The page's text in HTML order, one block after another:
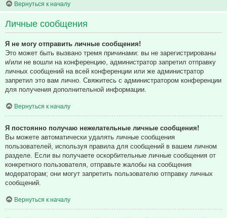
Вернуться к началу
Личные сообщения
Я не могу отправить личные сообщения!
Это может быть вызвано тремя причинами: вы не зарегистрированы
и/или не вошли на конференцию, администратор запретил отправку
личных сообщений на всей конференции или же администратор
запретил это вам лично. Свяжитесь с администратором конференции
для получения дополнительной информации.
Вернуться к началу
Я постоянно получаю нежелательные личные сообщения!
Вы можете автоматически удалять личные сообщения
пользователей, используя правила для сообщений в вашем личном
разделе. Если вы получаете оскорбительные личные сообщения от
конкретного пользователя, отправьте жалобы на сообщения
модераторам; они могут запретить пользователю отправку личных
сообщений.
Вернуться к началу